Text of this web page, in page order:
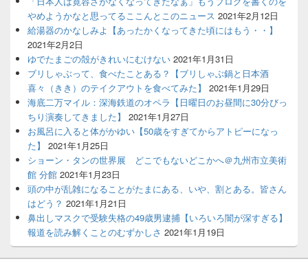
やめようかなと思ってるここんとこのニュース 2021年2月12日
給湯器のかなしみよ【あったかくなってきた頃にはもう・・】
2021年2月2日
ゆでたまごの殻がきれいにむけない 2021年1月31日
ブリしゃぶって、食べたことある？【ブリしゃぶ鍋と日本酒
喜々（きき）のテイクアウトを食べてみた】
2021年1月29日
海底二万マイル：深海鉄道のオペラ【日曜日のお昼間に30分びっ
ちり演奏してきました】
2021年1月27日
お風呂に入ると体がかゆい【50歳をすぎてからアトピーになっ
た】
2021年1月25日
ショーン・タンの世界展 どこでもないどこかへ＠九州市立美術
館 分館 2021年1月23日
頭の中が乱雑になることがたまにある、いや、割とある。皆さん
はどう？ 2021年1月21日
鼻出しマスクで受験失格の49歳男逮捕【いろいろ闇が深すぎる】
報道を読み解くことのむずかしさ 2021年1月19日